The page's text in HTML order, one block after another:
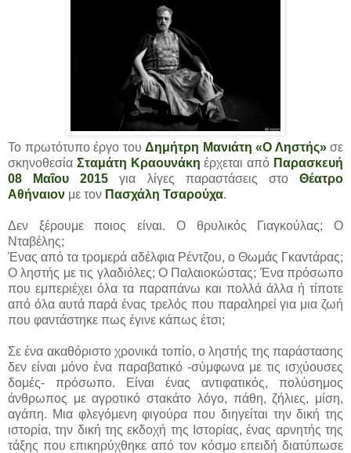
Το πρωτότυπο έργο του Δημήτρη Μανιάτη «Ο Ληστής»σε
σκηνοθεσία Σταμάτη Κραουνάκη έρχεται από Παρασκευή
08 Μαΐου 2015 για λίγες παραστάσεις στοΘέατρο
Αθήναιον με τον Πασχάλη Τσαρούχα.
Δεν ξέρουμε ποιος είναι. Ο θρυλικός Γιαγκούλας; Ο
Νταβέλης;
Ένας από τα τρομερά αδέλφια Ρέντζου, ο Θωμάς Γκαντάρας;
Ο ληστής με τις γλαδιόλες; Ο Παλαιοκώστας; Ένα πρόσωπο
που εμπεριέχει όλα τα παραπάνω και πολλά άλλα ή τίποτε
από όλα αυτά παρά ένας τρελός που παραληρεί για μια ζωή
που φαντάστηκε πως έγινε κάπως έτσι;
Σε ένα ακαθόριστο χρονικά τοπίο, ο ληστής της παράστασης
δεν είναι μόνο ένα παραβατικό -σύμφωνα με τις ισχύουσες
δομές- πρόσωπο. Είναι ένας αντιφατικός, πολύσημος
άνθρωπος με αγροτικό στακάτο λόγο, πάθη, ζήλιες, μίση,
αγάπη. Μια φλεγόμενη φιγούρα που διηγείται την δική της
ιστορία, την δική της εκδοχή της Ιστορίας, ένας αρνητής της
τάξης που επικηρύχθηκε από τον κόσμο επειδή διατύπωσε